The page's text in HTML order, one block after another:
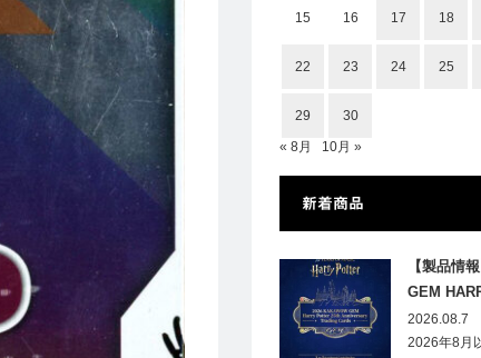
15 16 17 18
22 23 24 25
29
30
« 8月
10月 »
新着商品
【製品情
GEM
CARDS
2026.08.7
2026年8月